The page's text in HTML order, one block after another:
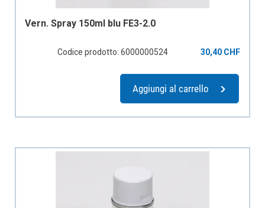
Vern. Spray 150ml blu FE3-2.0
Codice prodotto: 6000000524 30,40 CHF
Aggiungi al carrello